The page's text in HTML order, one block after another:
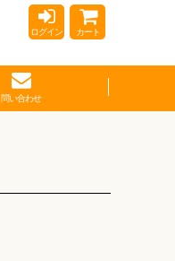
ログイン カート
問い合わせ